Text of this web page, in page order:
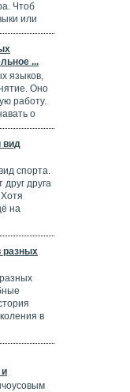
Чтоб
или
...
языков,
Оно
работу.
о
вид
спорта.
друг друга
на
разных
в